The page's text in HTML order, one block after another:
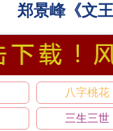
郑景峰《文
八字桃花
三生三世